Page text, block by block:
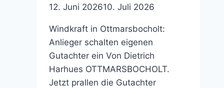
12. Juni 202610. Juli 2026
Windkraft in Ottmarsbocholt:
Anlieger schalten eigenen
Gutachter ein Von Dietrich
Harhues OTTMARSBOCHOLT.
Jetzt prallen die Gutachter